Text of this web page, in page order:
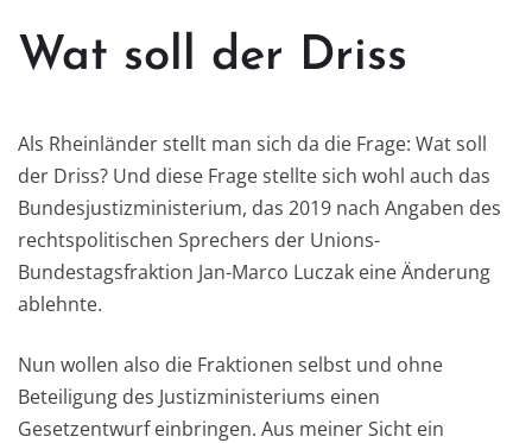
Wat soll der Driss
Als Rheinländer stellt man sich da die Frage: Wat soll
der Driss? Und diese Frage stellte sich wohl auch das
Bundesjustizministerium, das 2019 nach Angaben des
rechtspolitischen Sprechers der Unions-
Bundestagsfraktion Jan-Marco Luczak eine Änderung
ablehnte.
Nun wollen also die Fraktionen selbst und ohne
Beteiligung des Justizministeriums einen
Gesetzentwurf einbringen. Aus meiner Sicht ein